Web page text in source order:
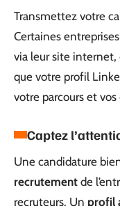
Transmettez votre
Certaines
via leur site internet,
que votre profil
votre parcours et
Captez
Une candidature
recrutement de
recruteurs. Un profil